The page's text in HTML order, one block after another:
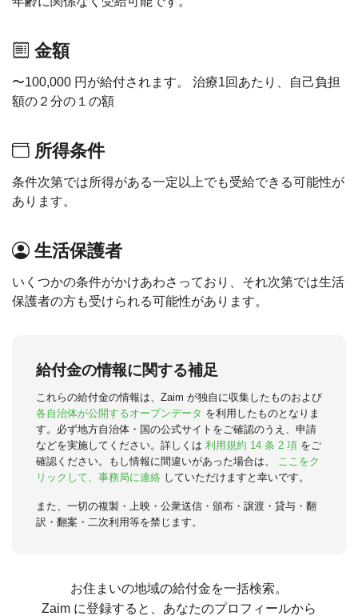
金額
〜100,000 円が給付されます。 治療1回あたり、自己負担
額の２分の１の額
所得条件
条件次第では所得がある一定以上でも受給できる可能性が
あります。
生活保護者
いくつかの条件がかけあわさっており、それ次第では生活
保護者の方も受けられる可能性があります。
給付金の情報に関する補足
これらの給付金の情報は、Zaim が独自に収集したものおよび
各自治体が公開するオープンデータ を利用したものとなりま
す。必ず地方自治体・国の公式サイトをご確認のうえ、申請
などを実施してください。詳しくは 利用規約 14 条 2 項 をご
確認ください。もし情報に間違いがあった場合は、
ここをク
リックして、事務局に連絡 していただけますと幸いです。
また、一切の複製・上映・公衆送信・頒布・譲渡・貸与・翻
訳・翻案・二次利用等を禁じます。
お住まいの地域の給付金を一括検索。
Zaim に登録すると、あなたのプロフィールから